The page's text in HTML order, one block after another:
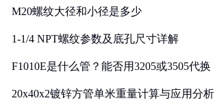
M20螺纹大径和小径是多少
1-1/4 NPT螺纹参数及底孔尺寸详解
F1010E是什么管？能否用3205或3505代换
20x40x2镀锌方管单米重量计算与应用分析